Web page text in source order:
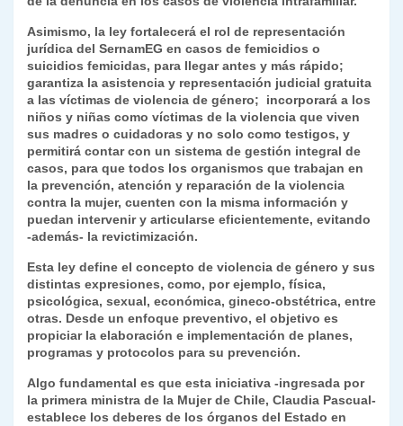
Asimismo, la ley fortalecerá el rol de representación
jurídica del SernamEG en casos de femicidios o
suicidios femicidas, para llegar antes y más rápido;
garantiza la asistencia y representación judicial gratuita
a las víctimas de violencia de género; incorporará a los
niños y niñas como víctimas de la violencia que viven
sus madres o cuidadoras y no solo como testigos, y
permitirá contar con un sistema de gestión integral de
casos, para que todos los organismos que trabajan en
la prevención, atención y reparación de la violencia
contra la mujer, cuenten con la misma información y
puedan intervenir y articularse eficientemente, evitando
-además- la revictimización.
Esta ley define el concepto de violencia de género y sus
distintas expresiones, como, por ejemplo, física,
psicológica, sexual, económica, gineco-obstétrica, entre
otras. Desde un enfoque preventivo, el objetivo es
propiciar la elaboración e implementación de planes,
programas y protocolos para su prevención.
Algo fundamental es que esta iniciativa -ingresada por
la primera ministra de la Mujer de Chile, Claudia Pascual-
establece los deberes de los órganos del Estado en